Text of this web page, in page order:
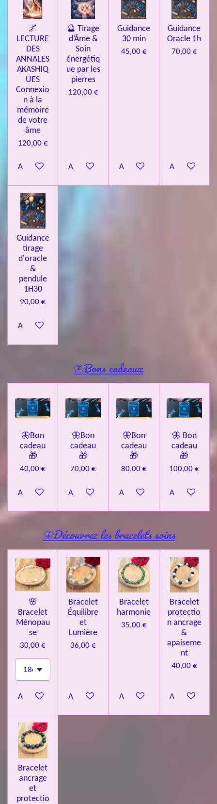
🌌
LECTURE
DES
ANNALES
AKASHIQ
UES
Connexio
n à la
mémoire
de votre
âme
120,00 €
Ajouter au panier
🔮 Tirage
d’Âme &
Soin
énergétiq
ue par les
pierres
120,00 €
Ajouter au panier
Guidance
30 min
45,00 €
Ajouter au panier
Guidance
Oracle 1h
70,00 €
Ajouter au
Guidance
tirage
d'oracle
&
pendule
1H30
90,00 €
Ajouter au panier
🦋Bons cadeaux
🦋Bon
cadeau
🎁
40,00 €
Ajouter au panier
🦋Bon
cadeau
🎁
70,00 €
Ajouter au panier
🦋Bon
cadeau
🎁
80,00 €
Ajouter au panier
🦋 Bon
cadeau
🎁
100,00 €
Ajouter au
🦋Découvrez les bracelets soins
🌸
Bracelet
Ménopau
se
30,00 €
Ajouter au panier
Bracelet
Équilibre
et
Lumière
36,00 €
Ajouter au panier
Bracelet
harmonie
35,00 €
Ajouter au panier
Bracelet
protectio
n ancrage
&
apaiseme
nt
40,00 €
Ajouter au
Bracelet
ancrage
et
protectio